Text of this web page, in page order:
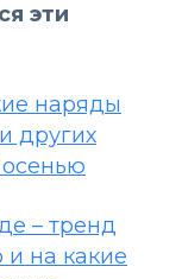
эти
наряды
других
осенью
– тренд
и на какие